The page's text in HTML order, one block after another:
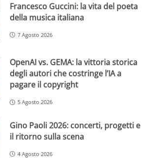
Francesco Guccini: la vita del poeta
della musica italiana
7 Agosto 2026
OpenAI vs. GEMA: la vittoria storica
degli autori che costringe l’IA a
pagare il copyright
5 Agosto 2026
Gino Paoli 2026: concerti, progetti e
il ritorno sulla scena
4 Agosto 2026